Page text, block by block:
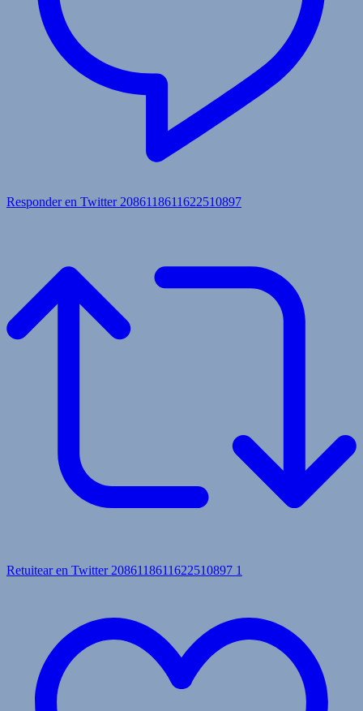
Responder en Twitter 2086118611622510897
Retuitear en Twitter 2086118611622510897 1